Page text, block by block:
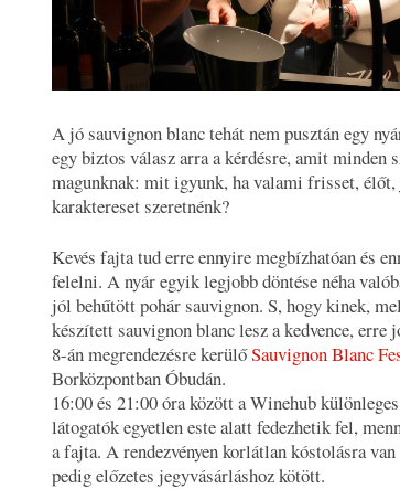
A jó sauvignon blanc tehát nem pusztán egy
egy biztos válasz arra a kérdésre, amit minden
magunknak: mit igyunk, ha valami frisset,
karaktereset szeretnénk?
Kevés fajta tud erre ennyire megbízhatóan és
felelni. A nyár egyik legjobb döntése néha
jól behűtött pohár sauvignon. S, hogy kinek,
készített sauvignon blanc lesz a kedvence, erre
8-án megrendezésre kerülőSauvignon Blanc
Borközpontban Óbudán.
16:00 és 21:00 óra között a Winehub
látogatók egyetlen este alatt fedezhetik fel,
a fajta. A rendezvényen korlátlan kóstolásra van
pedig előzetes jegyvásárláshoz kötött.